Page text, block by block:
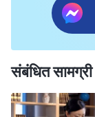
संबंधित सामग्री